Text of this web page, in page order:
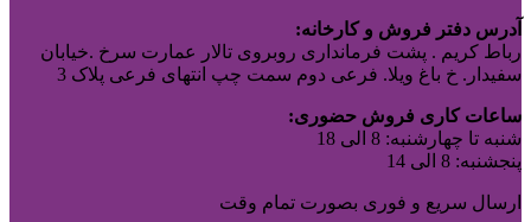
آدرس دفتر فروش و کارخانه:
رباط کریم . پشت فرمانداری روبروی تالار عمارت سرخ .خیابان
سفیدار. خ باغ ویلا. فرعی دوم سمت چپ انتهای فرعی پلاک 3
ساعات کاری فروش حضوری:
شنبه تا چهارشنبه: 8 الی 18
پنجشنبه: 8 الی 14
ارسال سریع و فوری بصورت تمام وقت